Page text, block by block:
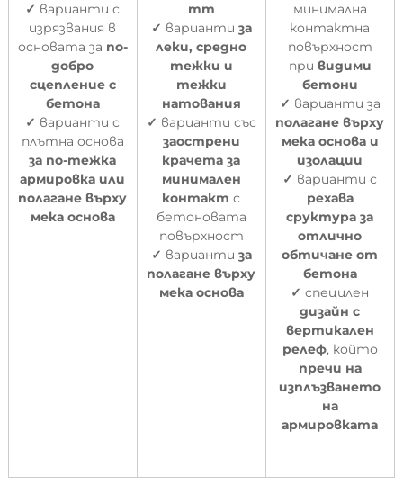
✓ варианти с
изрязвания в
основата за по-
добро
сцепление с
бетона
✓ варианти с
плътна основа
за по-тежка
армировка или
полагане върху
мека основа
mm
✓ варианти за
леки, средно
тежки и
тежки
натования
✓ варианти със
заострени
крачета за
минимален
контакт с
бетоновата
повърхност
✓ варианти за
полагане върху
мека основа
минимална
контактна
повърхност
при видими
бетони
✓ варианти за
полагане върху
мека основа и
изолации
✓ варианти с
рехава
сруктура за
отлично
обтичане от
бетона
✓ специлен
дизайн с
вертикален
релеф, който
пречи на
изплъзването
на
армировката